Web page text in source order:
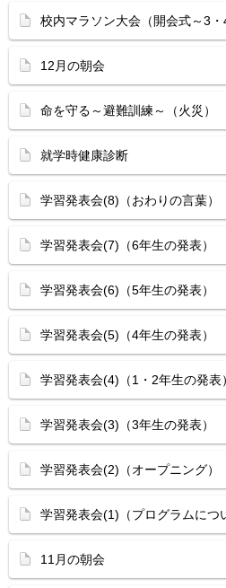
校内マラソン大会（開会式～3・
12月の朝会
命を守る～避難訓練～（火災）
就学時健康診断
学習発表会(8)（おわりの言葉）
学習発表会(7)（6年生の発表）
学習発表会(6)（5年生の発表）
学習発表会(5)（4年生の発表）
学習発表会(4)（1・2年生の発表）
学習発表会(3)（3年生の発表）
学習発表会(2)（オープニング）
学習発表会(1)（プログラムにつ
11月の朝会